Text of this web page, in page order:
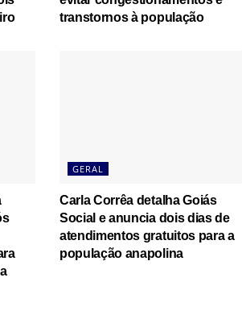
transtornos à população
GERAL
Carla Corrêa detalha Goiás
Social e anuncia dois dias de
atendimentos gratuitos para a
população anapolina